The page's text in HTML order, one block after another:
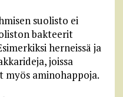
suolisto ei
bakteerit
herneissä ja
joissa
aminohappoja.